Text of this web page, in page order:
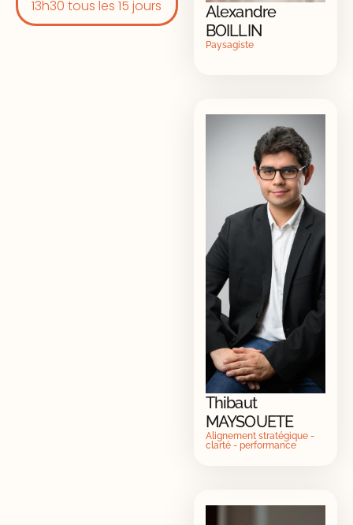
13h30 tous les 15 jours
Alexandre
BOILLIN
Paysagiste
Thibaut
MAYSOUETE
Alignement stratégique -
clarté - performance